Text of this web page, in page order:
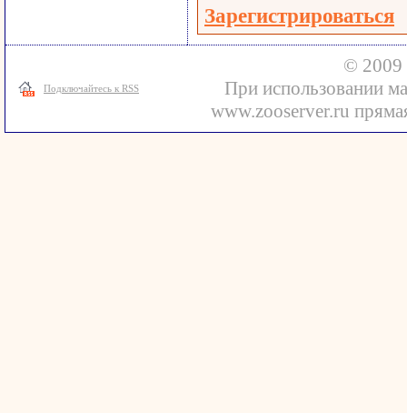
Зарегистрироваться
Подключайтесь к RSS
© 2009
При использовании
www.zooserver.ru